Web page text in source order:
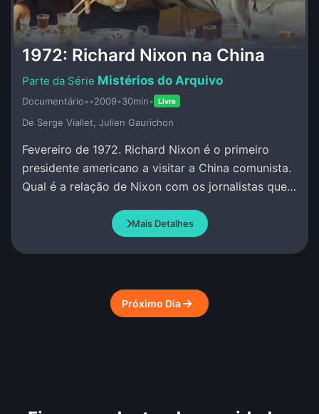
1972: Richard Nixon na China
Mistérios do Arquivo
Documentário••2009•30min• Livre
De Serge Viallet, Julien Gaurichon
Fevereiro de 1972. Richard Nixon é o primeiro
presidente americano a visitar a China comunista.
Qual é a relação de Nixon com os jornalistas que
Mais Detalhes
Próximo Dia